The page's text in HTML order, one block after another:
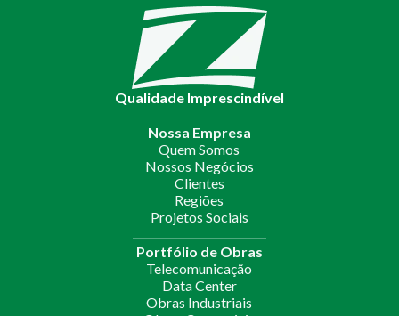
Qualidade Imprescindível
Nossa Empresa
Quem Somos
Nossos Negócios
Clientes
Regiões
Projetos Sociais
Portfólio de Obras
Telecomunicação
Data Center
Obras Industriais